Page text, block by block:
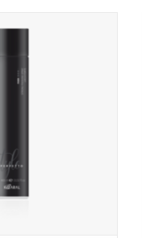
WINKELWAGEN